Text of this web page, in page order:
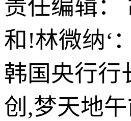
责任编辑：
和!林微纳‘
韩国央行行
创,梦天地